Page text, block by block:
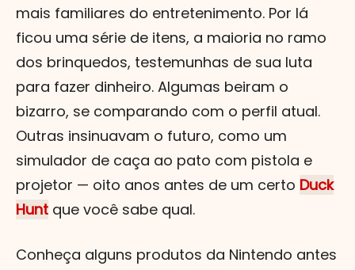
mais familiares do entretenimento. Por lá
ficou uma série de itens, a maioria no ramo
dos brinquedos, testemunhas de sua luta
para fazer dinheiro. Algumas beiram o
bizarro, se comparando com o perfil atual.
Outras insinuavam o futuro, como um
simulador de caça ao pato com pistola e
projetor — oito anos antes de um certo Duck
Hunt que você sabe qual.
Conheça alguns produtos da Nintendo antes